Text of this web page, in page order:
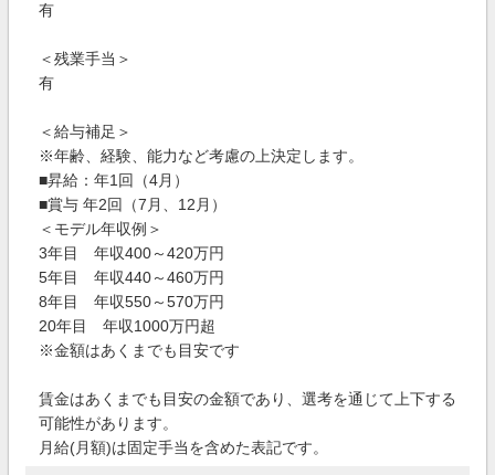
有
＜残業手当＞
有
＜給与補足＞
※年齢、経験、能力など考慮の上決定します。
■昇給：年1回（4月）
■賞与 年2回（7月、12月）
＜モデル年収例＞
3年目 年収400～420万円
5年目 年収440～460万円
8年目 年収550～570万円
20年目 年収1000万円超
※金額はあくまでも目安です
賃金はあくまでも目安の金額であり、選考を通じて上下する
可能性があります。
月給(月額)は固定手当を含めた表記です。